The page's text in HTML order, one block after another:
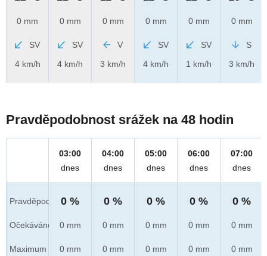
0 mm
SV
4 km/h
0 mm
SV
4 km/h
0 mm
V
3 km/h
0 mm
SV
4 km/h
0 mm
SV
1 km/h
0 mm
S
3 km/h
Pravděpodobnost srážek na 48 hodin
Pravděpod.
Očekáváno
Maximum
03:00
dnes
0 %
0 mm
0 mm
04:00
dnes
0 %
0 mm
0 mm
05:00
dnes
0 %
0 mm
0 mm
06:00
dnes
0 %
0 mm
0 mm
07:00
dnes
0 %
0 mm
0 mm